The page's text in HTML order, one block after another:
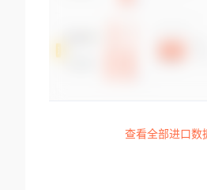
查看全部进口数